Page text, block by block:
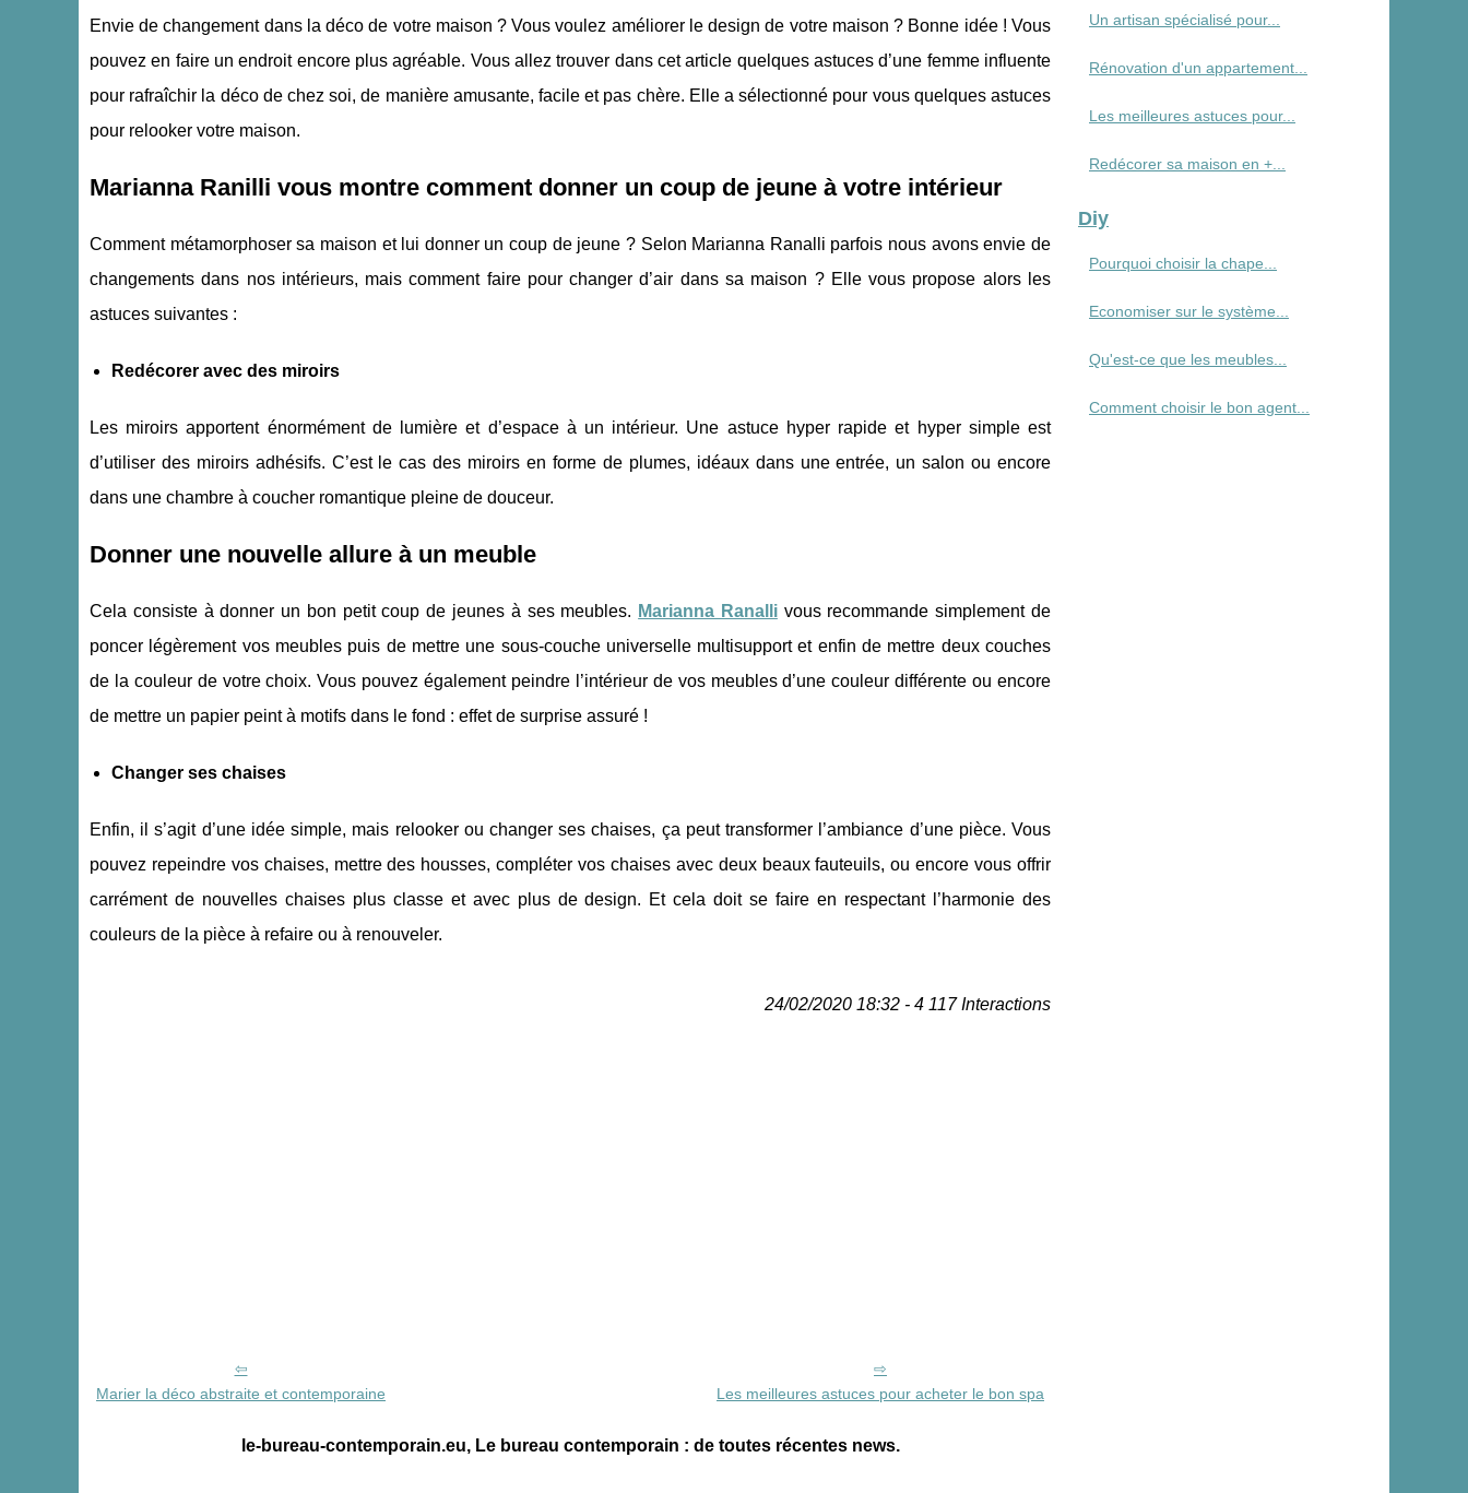
Envie de changement dans la déco de votre maison ? Vous voulez améliorer le design de votre maison ? Bonne idée ! Vous
pouvez en faire un endroit encore plus agréable. Vous allez trouver dans cet article quelques astuces d’une femme influente
pour rafraîchir la déco de chez soi, de manière amusante, facile et pas chère. Elle a sélectionné pour vous quelques astuces
pour relooker votre maison.
Marianna Ranilli vous montre comment donner un coup de jeune à votre intérieur
Comment métamorphoser sa maison et lui donner un coup de jeune ? Selon Marianna Ranalli parfois nous avons envie de
changements dans nos intérieurs, mais comment faire pour changer d’air dans sa maison ? Elle vous propose alors les
astuces suivantes :
Redécorer avec des miroirs
Les miroirs apportent énormément de lumière et d’espace à un intérieur. Une astuce hyper rapide et hyper simple est
d’utiliser des miroirs adhésifs. C’est le cas des miroirs en forme de plumes, idéaux dans une entrée, un salon ou encore
dans une chambre à coucher romantique pleine de douceur.
Donner une nouvelle allure à un meuble
Cela consiste à donner un bon petit coup de jeunes à ses meubles. Marianna Ranallivous recommande simplement de
poncer légèrement vos meubles puis de mettre une sous-couche universelle multisupport et enfin de mettre deux couches
de la couleur de votre choix. Vous pouvez également peindre l’intérieur de vos meubles d’une couleur différente ou encore
de mettre un papier peint à motifs dans le fond : effet de surprise assuré !
Changer ses chaises
Enfin, il s’agit d’une idée simple, mais relooker ou changer ses chaises, ça peut transformer l’ambiance d’une pièce. Vous
pouvez repeindre vos chaises, mettre des housses, compléter vos chaises avec deux beaux fauteuils, ou encore vous offrir
carrément de nouvelles chaises plus classe et avec plus de design. Et cela doit se faire en respectant l’harmonie des
couleurs de la pièce à refaire ou à renouveler.
24/02/2020 18:32 - 4 117 Interactions
Marier la déco abstraite et contemporaine Les meilleures astuces pour acheter le bon spa
le-bureau-contemporain.eu, Le bureau contemporain : de toutes récentes news.
Un artisan spécialisé pour...
Rénovation d'un appartement...
Les meilleures astuces pour...
Redécorer sa maison en +...
Diy
Pourquoi choisir la chape...
Economiser sur le système...
Qu'est-ce que les meubles...
Comment choisir le bon agent...